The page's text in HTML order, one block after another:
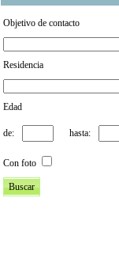
Objetivo de contacto
Residencia
Edad
de: hasta:
Con foto